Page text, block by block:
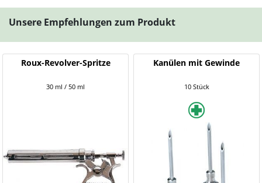
Unsere Empfehlungen zum Produkt
Roux-Revolver-Spritze
30 ml / 50 ml
Kanülen mit Gewinde
10 Stück